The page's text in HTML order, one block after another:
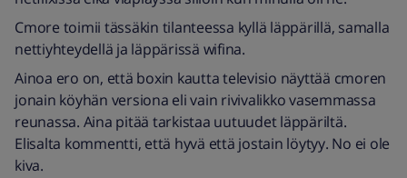
Cmore toimii tässäkin tilanteessa kyllä läppärillä, samalla
nettiyhteydellä ja läppärissä wifina.
Ainoa ero on, että boxin kautta televisio näyttää cmoren
jonain köyhän versiona eli vain rivivalikko vasemmassa
reunassa. Aina pitää tarkistaa uutuudet läppäriltä.
Elisalta kommentti, että hyvä että jostain löytyy. No ei ole
kiva.